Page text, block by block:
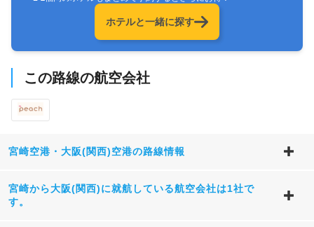
ホテルと一緒に探す
この路線の航空会社
宮崎空港・大阪(関西)空港の路線情報
宮崎から大阪(関西)に就航している航空会社は1社で
す。